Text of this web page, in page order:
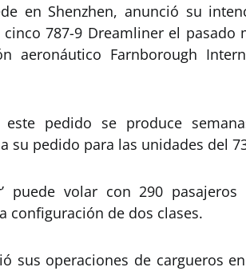
en Shenzhen, anunció su
cinco 787-9 Dreamliner el
aeronáutico Farnborough
pedido se produce
su pedido para las unidades del
puede volar con 290
configuración de dos clases.
sus operaciones de cargueros